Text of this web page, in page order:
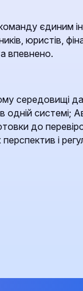
єдиним
юристів,
впевнено.
середовищі
одній системі;
до
і